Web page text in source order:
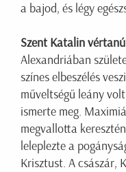
a bajod, és légy
Szent Katalin
Alexandriában
színes elbeszélés
műveltségű leány
ismerte meg.
megvallotta
leleplezte a
Krisztust. A császár,